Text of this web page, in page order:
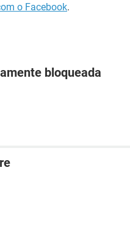
o Facebook.
bloqueada